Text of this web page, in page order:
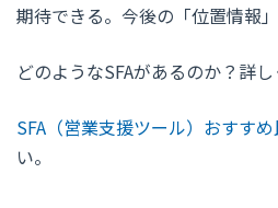
期待できる。今後の「位置情報
どのようなSFAがあるのか？詳
SFA（営業支援ツール）おすすめ
い。